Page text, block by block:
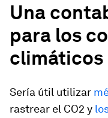
Una
para los
climáticos
Sería útil utilizar
rastrear el CO2 y